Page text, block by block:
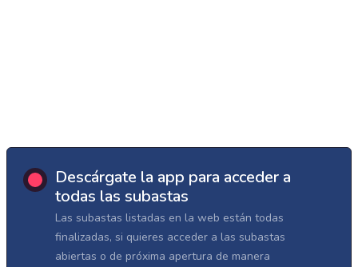
Descárgate la app para acceder a
todas las subastas
Las subastas listadas en la web están todas
finalizadas, si quieres acceder a las subastas
abiertas o de próxima apertura de manera